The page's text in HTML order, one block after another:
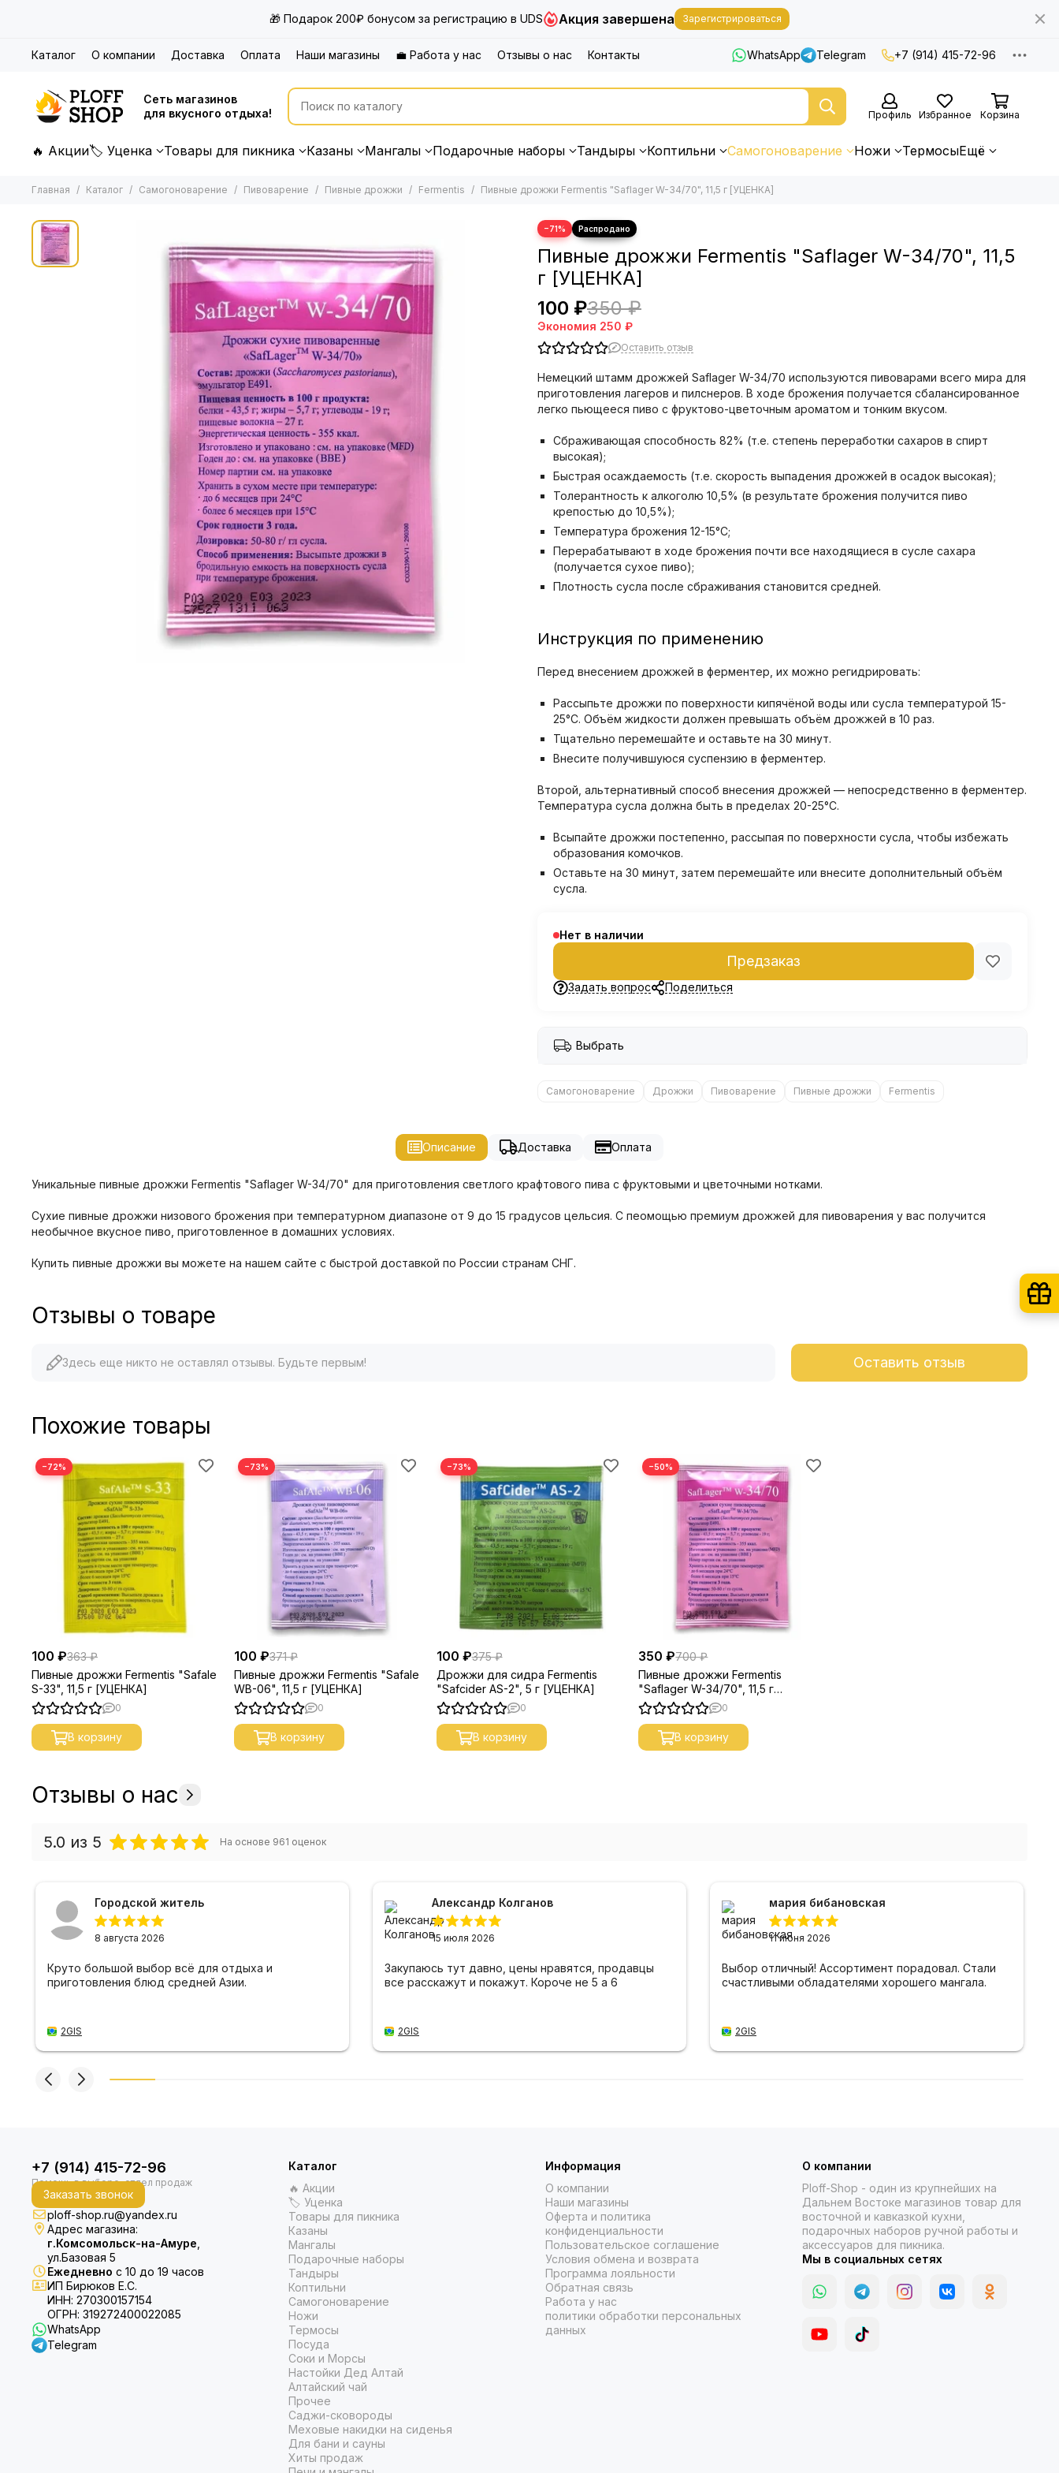
🎁 Подарок 200₽ бонусом за регистрацию в UDS Акция завершена Зарегистрироваться
Каталог О компании Доставка Оплата Наши магазины 💼 Работа у нас Отзывы о нас Контакты WhatsApp Telegram +7 (914) 415-72-96
Сеть магазинов
для вкусного отдыха!
Профиль Избранное Корзина
🔥 Акции🏷 Уценка Товары для пикника Казаны Мангалы Подарочные наборы Тандыры Коптильни Самогоноварение Ножи ТермосыЕщё
Главная Каталог Самогоноварение Пивоварение Пивные дрожжи Fermentis Пивные дрожжи Fermentis "Saflager W-34/70", 11,5 г [УЦЕНКА]
−71%
Пивные дрожжи Fermentis "Saflager W-34/70", 11,5
г [УЦЕНКА]
100 ₽350 ₽
Экономия 250 ₽
Оставить отзыв
Немецкий штамм дрожжей Saflager W-34/70 используются пивоварами всего мира для
приготовления лагеров и пилснеров. В ходе брожения получается сбалансированное
легко пьющееся пиво с фруктово-цветочным ароматом и тонким вкусом.
Сбраживающая способность 82% (т.е. степень переработки сахаров в спирт
высокая);
Быстрая осаждаемость (т.е. скорость выпадения дрожжей в осадок высокая);
Толерантность к алкоголю 10,5% (в результате брожения получится пиво
крепостью до 10,5%);
Температура брожения 12-15°C;
Перерабатывают в ходе брожения почти все находящиеся в сусле сахара
(получается сухое пиво);
Плотность сусла после сбраживания становится средней.
Инструкция по применению
Перед внесением дрожжей в ферментер, их можно регидрировать:
Рассыпьте дрожжи по поверхности кипячёной воды или сусла температурой 15-
25°C. Объём жидкости должен превышать объём дрожжей в 10 раз.
Тщательно перемешайте и оставьте на 30 минут.
Внесите получившуюся суспензию в ферментер.
Второй, альтернативный способ внесения дрожжей — непосредственно в ферментер.
Температура сусла должна быть в пределах 20-25°C.
Всыпайте дрожжи постепенно, рассыпая по поверхности сусла, чтобы избежать
образования комочков.
Оставьте на 30 минут, затем перемешайте или внесите дополнительный объём
сусла.
Нет в наличии
Предзаказ
Задать вопрос Поделиться
Выбрать
Самогоноварение Дрожжи Пивоварение Пивные дрожжи Fermentis
Описание Доставка Оплата
Уникальные пивные дрожжи Fermentis "Saflager W-34/70" для приготовления светлого крафтового пива с фруктовыми и цветочными нотками.
Сухие пивные дрожжи низового брожения при температурном диапазоне от 9 до 15 градусов цельсия. С пеомощью премиум дрожжей для пивоварения у вас получится
необычное вкусное пиво, приготовленное в домашних условиях.
Купить пивные дрожжи вы можете на нашем сайте с быстрой доставкой по России странам СНГ.
Отзывы о товаре
Здесь еще никто не оставлял отзывы. Будьте первым! Оставить отзыв
Похожие товары
−72%
100 ₽363 ₽
Пивные дрожжи Fermentis "Safale
S-33", 11,5 г [УЦЕНКА]
0
В корзину
−73%
100 ₽371 ₽
Пивные дрожжи Fermentis "Safale
WB-06", 11,5 г [УЦЕНКА]
0
В корзину
−73%
100 ₽375 ₽
Дрожжи для сидра Fermentis
"Safcider AS-2", 5 г [УЦЕНКА]
0
В корзину
−50%
350 ₽700 ₽
Пивные дрожжи Fermentis
"Saflager W-34/70", 11,5 г
[УЦЕНКА]
0
В корзину
Отзывы о нас
5.0 из 5 На основе 961 оценок
Городской житель
8 августа 2026
Круто большой выбор всё для отдыха и
приготовления блюд средней Азии.
2GIS
Александр Колганов
15 июля 2026
Закупаюсь тут давно, цены нравятся, продавцы
все расскажут и покажут. Короче не 5 а 6
2GIS
мария бибановская
11 июня 2026
Выбор отличный! Ассортимент порадовал. Стали
счастливыми обладателями хорошего мангала.
2GIS
+7 (914) 415-72-96
Заказать звонок
ploff-shop.ru@yandex.ru
Адрес магазина:
г.Комсомольск-на-Амуре,
ул.Базовая 5
Ежедневно с 10 до 19 часов
ИП Бирюков Е.С.
ИНН: 270300157154
ОГРН: 319272400022085
WhatsApp
Telegram
Каталог
🔥 Акции
🏷 Уценка
Товары для пикника
Казаны
Мангалы
Подарочные наборы
Тандыры
Коптильни
Самогоноварение
Ножи
Термосы
Посуда
Соки и Морсы
Настойки Дед Алтай
Алтайский чай
Прочее
Саджи-сковороды
Меховые накидки на сиденья
Для бани и сауны
Хиты продаж
Информация
О компании
Наши магазины
Оферта и политика
конфиденциальности
Пользовательское соглашение
Условия обмена и возврата
Программа лояльности
Обратная связь
Работа у нас
политики обработки персональных
данных
О компании
Ploff-Shop - один из крупнейших на
Дальнем Востоке магазинов товар для
восточной и кавказкой кухни,
подарочных наборов ручной работы и
аксессуаров для пикника.
Мы в социальных сетях